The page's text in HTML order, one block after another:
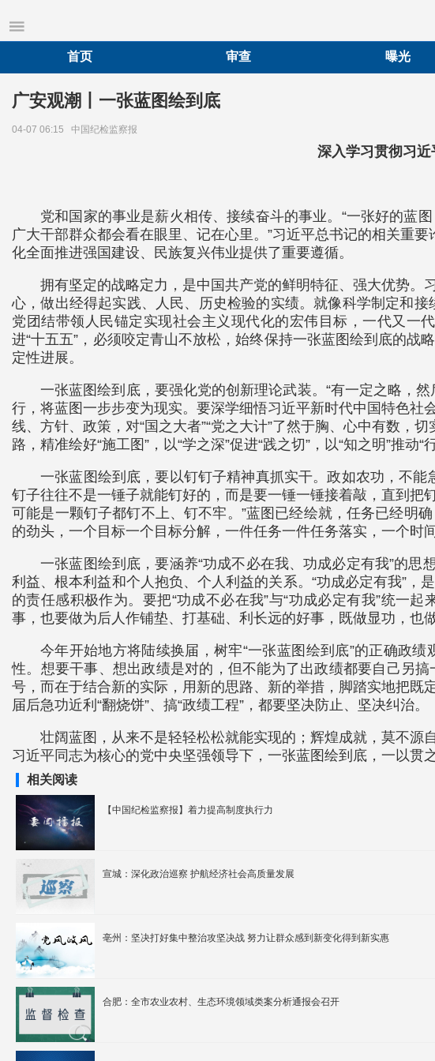
首页
审查 曝光
广安观潮丨一张蓝图绘到底
04-07 06:15 中国纪检监察报
深入学习贯彻习
党和国家的事业是薪火相传、接续奋斗的事业。“一张好的蓝
广大干部群众都会看在眼里、记在心里。”习近平总书记的相关重
化全面推进强国建设、民族复兴伟业提供了重要遵循。
拥有坚定的战略定力，是中国共产党的鲜明特征、强大优势
心，做出经得起实践、人民、历史检验的实绩。就像科学制定和
党团结带领人民锚定实现社会主义现代化的宏伟目标，一代又一
进“十五五”，必须咬定青山不放松，始终保持一张蓝图绘到底的
定性进展。
一张蓝图绘到底，要强化党的创新理论武装。“有一定之略，
行，将蓝图一步步变为现实。要深学细悟习近平新时代中国特色
线、方针、政策，对“国之大者”“党之大计”了然于胸、心中有数，
路，精准绘好“施工图”，以“学之深”促进“践之切”，以“知之明”推动“行
一张蓝图绘到底，要以钉钉子精神真抓实干。政如农功，不
钉子往往不是一锤子就能钉好的，而是要一锤一锤接着敲，直到
可能是一颗钉子都钉不上、钉不牢。”蓝图已经绘就，任务已经明
的劲头，一个目标一个目标分解，一件任务一件任务落实，一个时
一张蓝图绘到底，要涵养“功成不必在我、功成必定有我”的
利益、根本利益和个人抱负、个人利益的关系。“功成必定有我”
的责任感积极作为。要把“功成不必在我”与“功成必定有我”统一
事，也要做为后人作铺垫、打基础、利长远的好事，既做显功，也
今年开始地方将陆续换届，树牢“一张蓝图绘到底”的正确政
性。想要干事、想出政绩是对的，但不能为了出政绩都要自己另
号，而在于结合新的实际，用新的思路、新的举措，脚踏实地把
届后急功近利“翻烧饼”、搞“政绩工程”，都要坚决防止、坚决纠治。
壮阔蓝图，从来不是轻轻松松就能实现的；辉煌成就，莫不
习近平同志为核心的党中央坚强领导下，一张蓝图绘到底，一以贯
相关阅读
【中国纪检监察报】着力提高制度执行力
宣城：深化政治巡察 护航经济社会高质量发展
亳州：坚决打好集中整治攻坚决战 努力让群众感到新变化得到新实惠
合肥：全市农业农村、生态环境领域类案分析通报会召开